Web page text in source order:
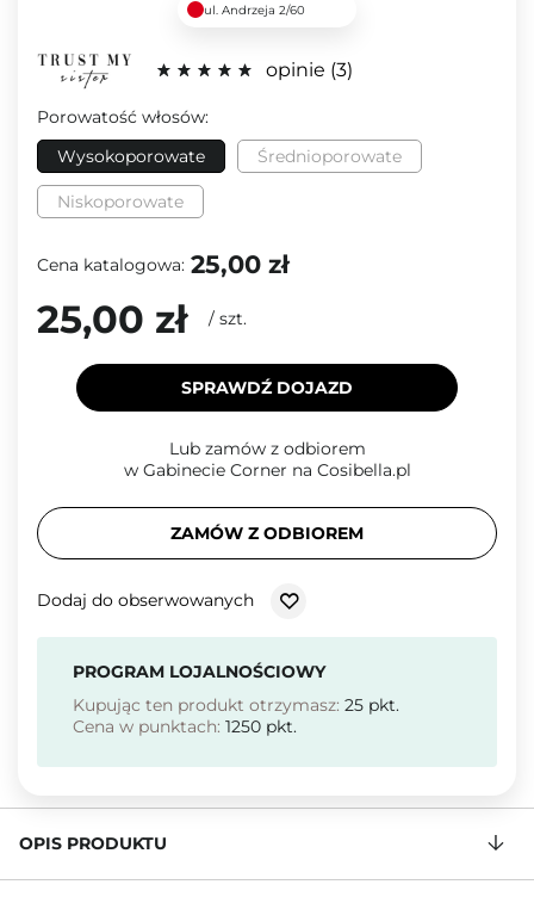
ul. Andrzeja 2/60
opinie 3
Porowatość włosów:
Wysokoporowate
Średnioporowate
Niskoporowate
Cena katalogowa: 25,00 zł
25,00 zł / szt.
SPRAWDŹ DOJAZD
Lub zamów z odbiorem
w Gabinecie Corner na Cosibella.pl
ZAMÓW Z ODBIOREM
Dodaj do obserwowanych
PROGRAM LOJALNOŚCIOWY
Kupując ten produkt otrzymasz: 25 pkt.
Cena w punktach: 1250 pkt.
OPIS PRODUKTU